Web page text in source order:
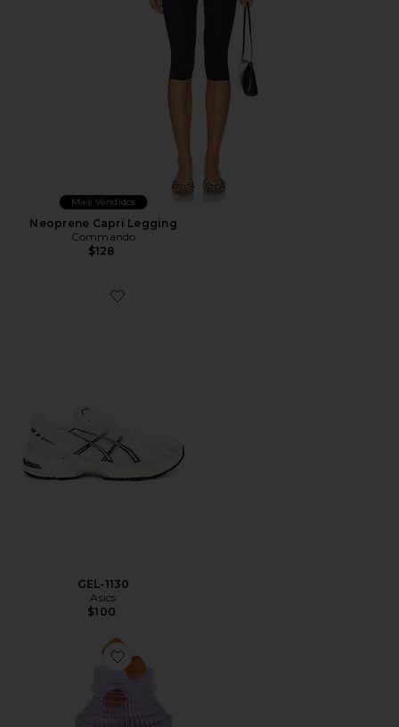
Mais Vendidos
Neoprene Capri Legging
Commando
$128
Favorite GEL-1130
GEL-1130
Asics
$100
Favorite VITAMINA EM GOMA PURR